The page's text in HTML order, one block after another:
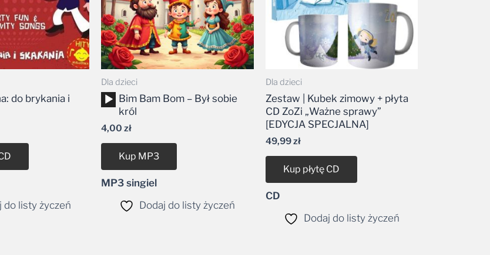
do brykania i
do listy życzeń
Dla dzieci
Odtwarzacz
plików
dźwiękowych
Bim Bam Bom – Był sobie
król
4,00 zł
Kup MP3
MP3 singiel
Dodaj do listy życzeń
Dla dzieci
Zestaw | Kubek zimowy + płyta
CD ZoZi „Ważne sprawy”
[EDYCJA SPECJALNA]
49,99zł
Kup płytę CD
CD
Dodaj do listy życzeń